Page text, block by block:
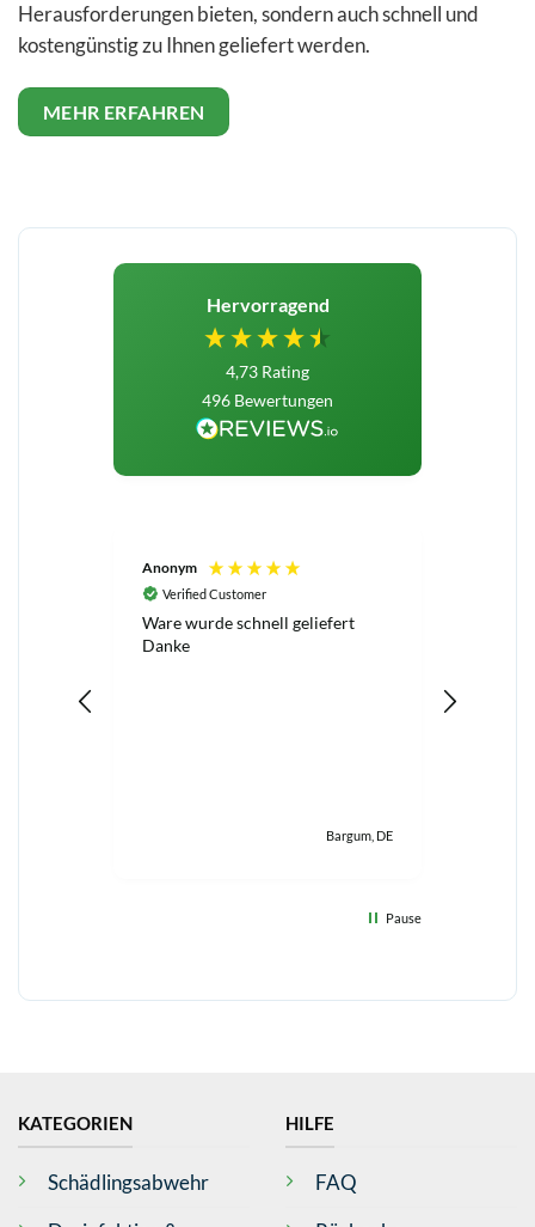
Herausforderungen bieten, sondern auch schnell und
kostengünstig zu Ihnen geliefert werden.
MEHR ERFAHREN
Hervorragend
4,73 Rating
496 Bewertungen
Anonym
Verified Customer
Ware wurde schnell geliefert
Danke
Bargum, DE
Pause
KATEGORIEN
Schädlingsabwehr
HILFE
FAQ